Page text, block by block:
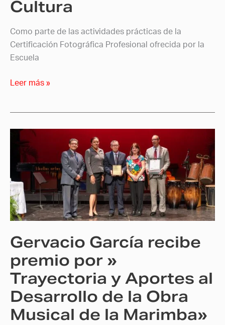
Cultura
Como parte de las actividades prácticas de la
Certificación Fotográfica Profesional ofrecida por la
Escuela
Leer más »
Gervacio García recibe
premio por »
Trayectoria y Aportes al
Desarrollo de la Obra
Musical de la Marimba»
Gervacio
García
recibe
premio
por
»
Trayectoria
Aportes
Desarrollo
la
Obra
Musical